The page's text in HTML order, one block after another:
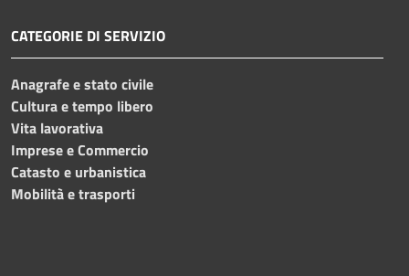
CATEGORIE DI SERVIZIO
Anagrafe e stato civile
Cultura e tempo libero
Vita lavorativa
Imprese e Commercio
Catasto e urbanistica
Mobilità e trasporti